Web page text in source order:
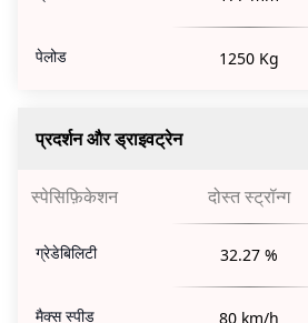
पेलोड 1250 Kg
प्रदर्शन और ड्राइवट्रेन
स्पेसिफ़िकेशन दोस्त स्ट्रॉन्ग
ग्रेडेबिलिटी 32.27 %
मैक्स स्पीड 80 km/h